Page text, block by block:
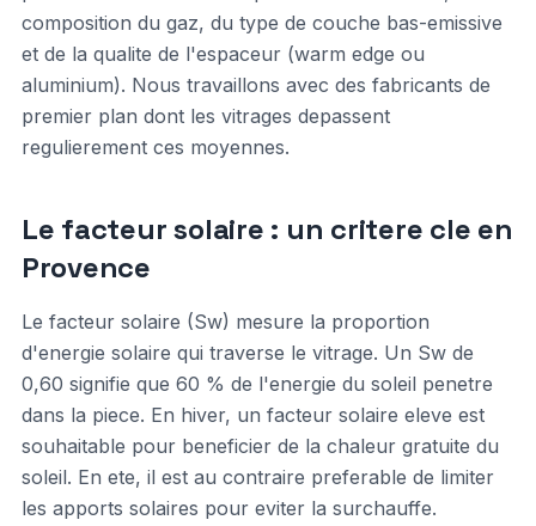
composition du gaz, du type de couche bas-emissive
et de la qualite de l'espaceur (warm edge ou
aluminium). Nous travaillons avec des fabricants de
premier plan dont les vitrages depassent
regulierement ces moyennes.
Le facteur solaire : un critere cle en
Provence
Le facteur solaire (Sw) mesure la proportion
d'energie solaire qui traverse le vitrage. Un Sw de
0,60 signifie que 60 % de l'energie du soleil penetre
dans la piece. En hiver, un facteur solaire eleve est
souhaitable pour beneficier de la chaleur gratuite du
soleil. En ete, il est au contraire preferable de limiter
les apports solaires pour eviter la surchauffe.